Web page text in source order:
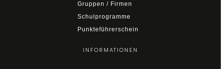
Gruppen / Firmen
Schulprogramme
Punkteführerschein
INFORMATIONEN